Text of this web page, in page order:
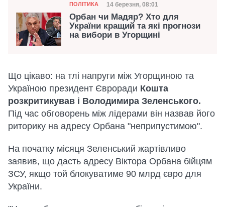
Категорія
ПОЛІТИКА Дата публікації
14 березня, 08:01
Орбан чи Мадяр? Хто для
України кращий та які прогнози
на вибори в Угорщині
Що цікаво: на тлі напруги між Угорщиною та
Україною президент Євроради Кошта
розкритикував і Володимира Зеленського.
Під час обговорень між лідерами він назвав його
риторику на адресу Орбана "неприпустимою".
На початку місяця Зеленський жартівливо
заявив, що дасть адресу Віктора Орбана бійцям
ЗСУ, якщо той блокуватиме 90 млрд євро для
України.